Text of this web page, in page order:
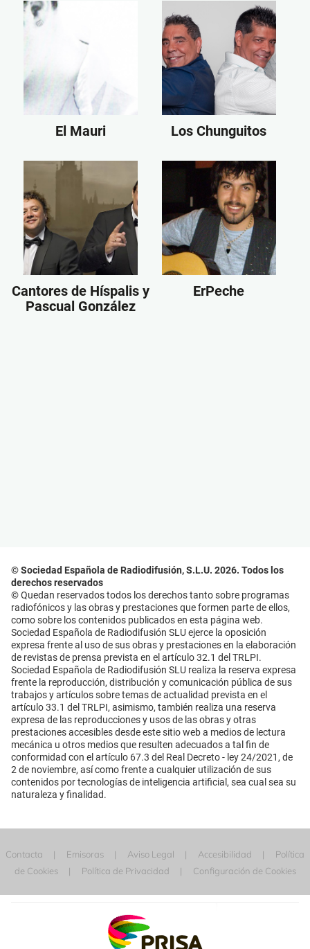
El Mauri Los Chunguitos
Cantores de Híspalis y
Pascual González
ErPeche
© Sociedad Española de Radiodifusión, S.L.U. 2026. Todos los
derechos reservados
© Quedan reservados todos los derechos tanto sobre programas
radiofónicos y las obras y prestaciones que formen parte de ellos,
como sobre los contenidos publicados en esta página web.
Sociedad Española de Radiodifusión SLU ejerce la oposición
expresa frente al uso de sus obras y prestaciones en la elaboración
de revistas de prensa prevista en el artículo 32.1 del TRLPI.
Sociedad Española de Radiodifusión SLU realiza la reserva expresa
frente la reproducción, distribución y comunicación pública de sus
trabajos y artículos sobre temas de actualidad prevista en el
artículo 33.1 del TRLPI, asimismo, también realiza una reserva
expresa de las reproducciones y usos de las obras y otras
prestaciones accesibles desde este sitio web a medios de lectura
mecánica u otros medios que resulten adecuados a tal fin de
conformidad con el artículo 67.3 del Real Decreto - ley 24/2021, de
2 de noviembre, así como frente a cualquier utilización de sus
contenidos por tecnologías de inteligencia artificial, sea cual sea su
naturaleza y finalidad.
Contacta Emisoras Aviso Legal Accesibilidad
Política
de Cookies
Política de Privacidad Configuración de Cookies